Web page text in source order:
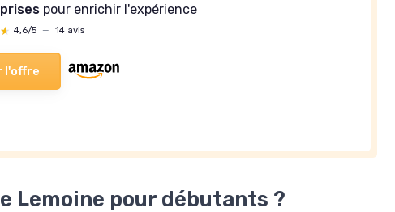
pour enrichir l'expérience
4,6/5 — 14 avis
l'offre
Lemoine pour débutants ?